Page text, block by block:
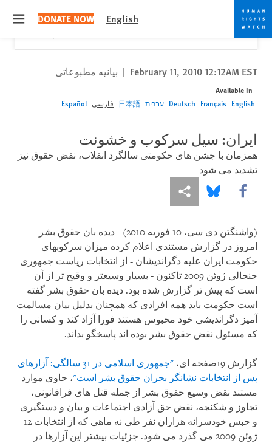
Skip
to
cookie
privacy
notice
Skip
to
main
content
English
DONATE NOW
Would you like to read this page in English?
Close
February 11, 2010 12:12AM EST
| بیانیه مطبوعاتی
Available In
English
Français
Deutsch עברית 日本語 فارسی Español
ایران: سیل سرکوب و خشونت
همزمان با جشن های حکومتی سالگرد انقلاب، نقض حقوق نیز
تشدید می شود
Share this via Facebook
Share this via Bluesky
More sharing options
(واشنگتن دی سی، 10 فوریه 2010) - دیده بان حقوق بشر
امروز در گزارش مستندی اعلام کرده میزان سرکوبهای
حکومت ایران علیه دگراندیشان - از انتخابات ریاست جمهوری
جنجالی ژوئن 2009 تاکنون - بسیار وسیعتر و وقیح تر از آن
است که پیش تر گزارش شده بود. دیده بان حقوق بشر گفته
است حکومت باید همه افرادی که همچنان بدلیل بیان مسالمت
آمیز دگراندیشی خود محبوس هستند فورا آزاد کند و کسانی را
که مسئول نقض حقوق بشر بوده اند پاسخگو بداند.
گزارش 19صفحه ای،
"جمهوری اسلامی در 31 سالگی: آزارهای
پس از انتخابات نشانگر بحران حقوق بشر است"، حاوی موارد
مستند نقض وسیع حقوق بشر از جمله قتل های فراقانونی،
تجاوز و شکنجه، نقض حق آزادی اجتماعات و بیان و دستگیری
و حبس خودسرانه هزاران نفر طی نه ماهی که از انتخابات 12
ژوئن 2009 می گذرد می شود. جزئیات بیشتر این آزارها در